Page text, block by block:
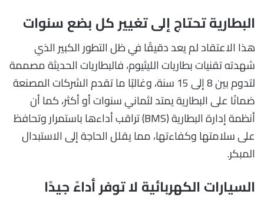
البطارية تحتاج إلى تغيير كل بضع سنوات
هذا الاعتقاد لم يعد دقيقًا في ظل التطور الكبير الذي
شهدته تقنيات بطاريات الليثيوم، فالبطاريات الحديثة مصممة
لتدوم بين 8 إلى 15 سنة، وغالبًا ما تقدم الشركات المصنعة
ضمانًا على البطارية يمتد لثماني سنوات أو أكثر، كما أن
أنظمة إدارة البطارية (BMS) تراقب أداءها باستمرار وتحافظ
على سلامتها وكفاءتها، مما يقلل الحاجة إلى الاستبدال
المبكر.
السيارات الكهربائية لا توفر أداءً جيدًا